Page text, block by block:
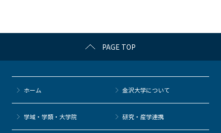
k
PAGE TOP
ホーム 金沢大学について
学域・学類・大学院 研究・産学連携